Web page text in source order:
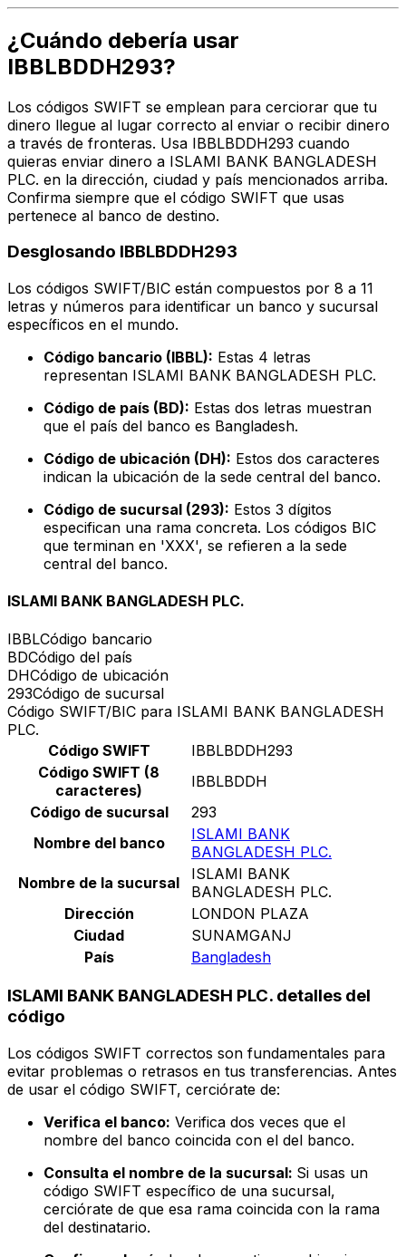
¿Cuándo debería usar
IBBLBDDH293?
Los códigos SWIFT se emplean para cerciorar que tu
dinero llegue al lugar correcto al enviar o recibir dinero
a través de fronteras. Usa IBBLBDDH293 cuando
quieras enviar dinero a ISLAMI BANK BANGLADESH
PLC. en la dirección, ciudad y país mencionados arriba.
Confirma siempre que el código SWIFT que usas
pertenece al banco de destino.
Desglosando IBBLBDDH293
Los códigos SWIFT/BIC están compuestos por 8 a 11
letras y números para identificar un banco y sucursal
específicos en el mundo.
Código bancario (IBBL): Estas 4 letras
representan ISLAMI BANK BANGLADESH PLC.
Código de país (BD): Estas dos letras muestran
que el país del banco es Bangladesh.
Código de ubicación (DH): Estos dos caracteres
indican la ubicación de la sede central del banco.
Código de sucursal (293): Estos 3 dígitos
especifican una rama concreta. Los códigos BIC
que terminan en 'XXX', se refieren a la sede
central del banco.
ISLAMI BANK BANGLADESH PLC.
IBBLCódigo bancario
BDCódigo del país
DHCódigo de ubicación
293Código de sucursal
Código SWIFT/BIC para ISLAMI BANK BANGLADESH
PLC.
Código SWIFT
IBBLBDDH293
Código SWIFT (8
caracteres)
IBBLBDDH
Código de sucursal
293
Nombre del banco
ISLAMI BANK
BANGLADESH PLC.
Nombre de la sucursal
ISLAMI BANK
BANGLADESH PLC.
Dirección
LONDON PLAZA
Ciudad
SUNAMGANJ
País
Bangladesh
ISLAMI BANK BANGLADESH PLC. detalles del
código
Los códigos SWIFT correctos son fundamentales para
evitar problemas o retrasos en tus transferencias. Antes
de usar el código SWIFT, cerciórate de:
Verifica el banco: Verifica dos veces que el
nombre del banco coincida con el del banco.
Consulta el nombre de la sucursal: Si usas un
código SWIFT específico de una sucursal,
cerciórate de que esa rama coincida con la rama
del destinatario.